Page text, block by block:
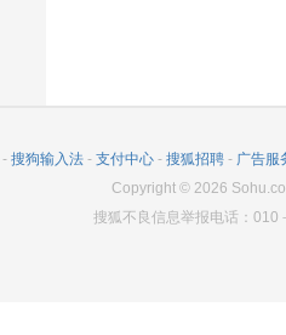
- 搜狗输入法 - 支付中心 - 搜狐招聘 - 广告服
Copyright© 2026
搜狐不良信息举报电话：010